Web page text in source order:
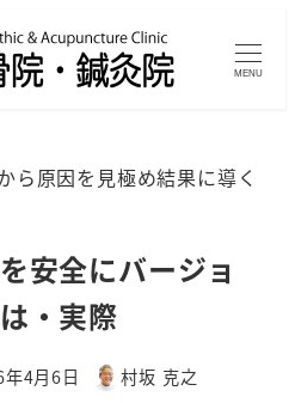
MENU
ら原因を見極め結果に導く
安全にバージョ
・実際
4月6日
著
村坂 克之